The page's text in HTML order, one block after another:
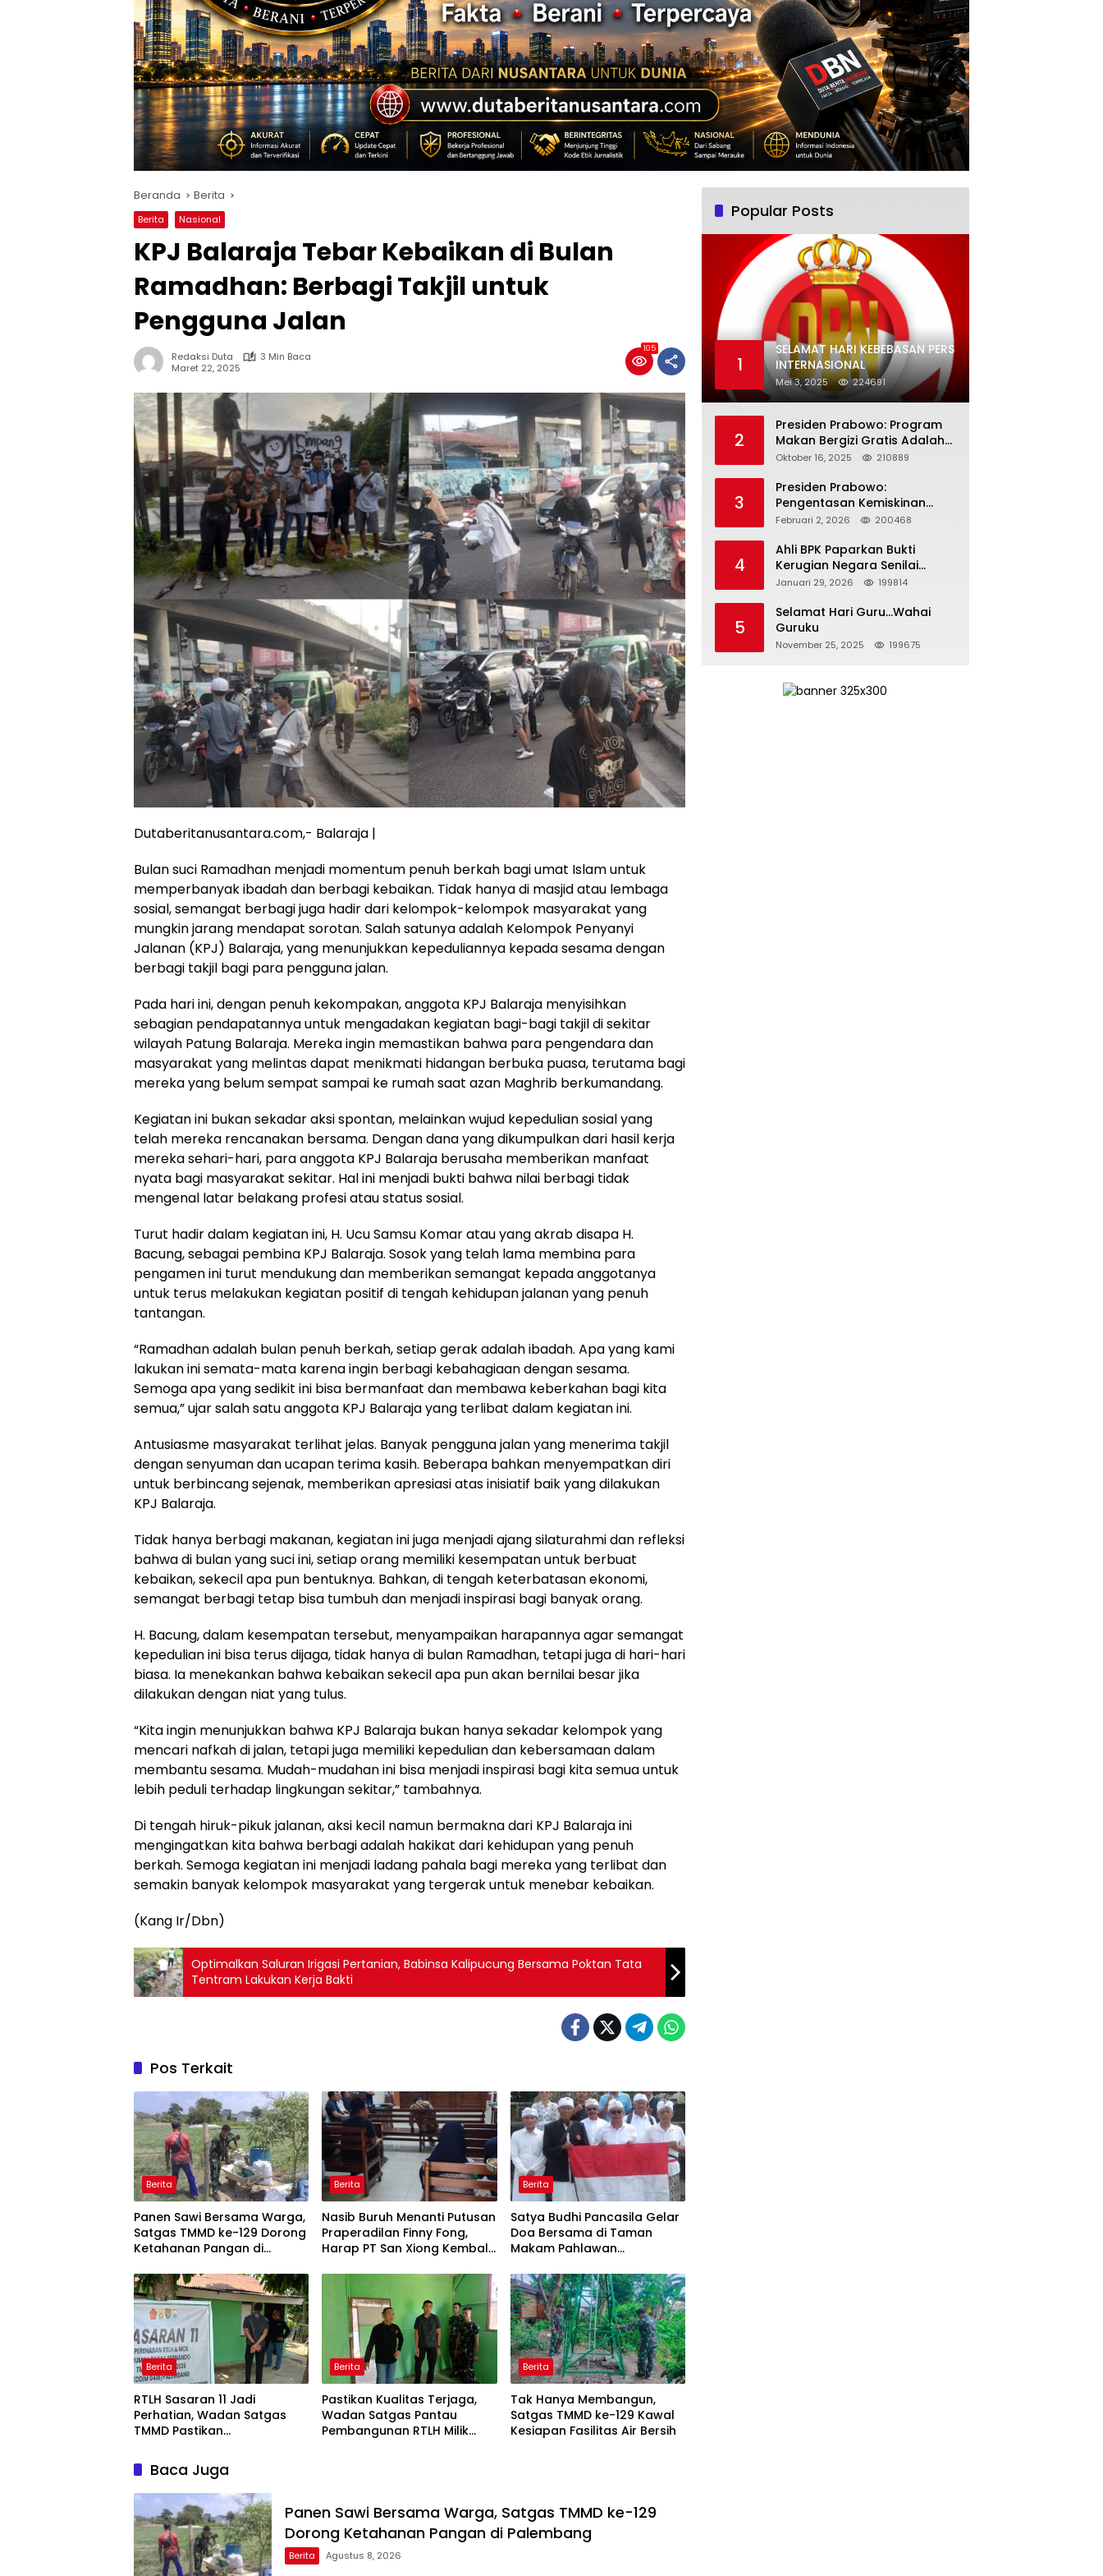
Beranda Berita
Berita Nasional
KPJ Balaraja Tebar Kebaikan di Bulan
Ramadhan: Berbagi Takjil untuk
Pengguna Jalan
Redaksi Duta
3 Min Baca
Maret 22, 2025
105
Dutaberitanusantara.com,- Balaraja |
Bulan suci Ramadhan menjadi momentum penuh berkah bagi umat Islam untuk
memperbanyak ibadah dan berbagi kebaikan. Tidak hanya di masjid atau lembaga
sosial, semangat berbagi juga hadir dari kelompok-kelompok masyarakat yang
mungkin jarang mendapat sorotan. Salah satunya adalah Kelompok Penyanyi
Jalanan (KPJ) Balaraja, yang menunjukkan kepeduliannya kepada sesama dengan
berbagi takjil bagi para pengguna jalan.
Pada hari ini, dengan penuh kekompakan, anggota KPJ Balaraja menyisihkan
sebagian pendapatannya untuk mengadakan kegiatan bagi-bagi takjil di sekitar
wilayah Patung Balaraja. Mereka ingin memastikan bahwa para pengendara dan
masyarakat yang melintas dapat menikmati hidangan berbuka puasa, terutama bagi
mereka yang belum sempat sampai ke rumah saat azan Maghrib berkumandang.
Kegiatan ini bukan sekadar aksi spontan, melainkan wujud kepedulian sosial yang
telah mereka rencanakan bersama. Dengan dana yang dikumpulkan dari hasil kerja
mereka sehari-hari, para anggota KPJ Balaraja berusaha memberikan manfaat
nyata bagi masyarakat sekitar. Hal ini menjadi bukti bahwa nilai berbagi tidak
mengenal latar belakang profesi atau status sosial.
Turut hadir dalam kegiatan ini, H. Ucu Samsu Komar atau yang akrab disapa H.
Bacung, sebagai pembina KPJ Balaraja. Sosok yang telah lama membina para
pengamen ini turut mendukung dan memberikan semangat kepada anggotanya
untuk terus melakukan kegiatan positif di tengah kehidupan jalanan yang penuh
tantangan.
“Ramadhan adalah bulan penuh berkah, setiap gerak adalah ibadah. Apa yang kami
lakukan ini semata-mata karena ingin berbagi kebahagiaan dengan sesama.
Semoga apa yang sedikit ini bisa bermanfaat dan membawa keberkahan bagi kita
semua,” ujar salah satu anggota KPJ Balaraja yang terlibat dalam kegiatan ini.
Antusiasme masyarakat terlihat jelas. Banyak pengguna jalan yang menerima takjil
dengan senyuman dan ucapan terima kasih. Beberapa bahkan menyempatkan diri
untuk berbincang sejenak, memberikan apresiasi atas inisiatif baik yang dilakukan
KPJ Balaraja.
Tidak hanya berbagi makanan, kegiatan ini juga menjadi ajang silaturahmi dan refleksi
bahwa di bulan yang suci ini, setiap orang memiliki kesempatan untuk berbuat
kebaikan, sekecil apa pun bentuknya. Bahkan, di tengah keterbatasan ekonomi,
semangat berbagi tetap bisa tumbuh dan menjadi inspirasi bagi banyak orang.
H. Bacung, dalam kesempatan tersebut, menyampaikan harapannya agar semangat
kepedulian ini bisa terus dijaga, tidak hanya di bulan Ramadhan, tetapi juga di hari-hari
biasa. Ia menekankan bahwa kebaikan sekecil apa pun akan bernilai besar jika
dilakukan dengan niat yang tulus.
“Kita ingin menunjukkan bahwa KPJ Balaraja bukan hanya sekadar kelompok yang
mencari nafkah di jalan, tetapi juga memiliki kepedulian dan kebersamaan dalam
membantu sesama. Mudah-mudahan ini bisa menjadi inspirasi bagi kita semua untuk
lebih peduli terhadap lingkungan sekitar,” tambahnya.
Di tengah hiruk-pikuk jalanan, aksi kecil namun bermakna dari KPJ Balaraja ini
mengingatkan kita bahwa berbagi adalah hakikat dari kehidupan yang penuh
berkah. Semoga kegiatan ini menjadi ladang pahala bagi mereka yang terlibat dan
semakin banyak kelompok masyarakat yang tergerak untuk menebar kebaikan.
(Kang Ir/Dbn)
Optimalkan Saluran Irigasi Pertanian, Babinsa Kalipucung Bersama Poktan Tata
Tentram Lakukan Kerja Bakti
Pos Terkait
Berita
Panen Sawi Bersama Warga,
Satgas TMMD ke-129 Dorong
Ketahanan Pangan di
Berita
Nasib Buruh Menanti Putusan
Praperadilan Finny Fong,
Harap PT San Xiong Kembali
Berita
Satya Budhi Pancasila Gelar
Doa Bersama di Taman
Makam Pahlawan
Berita
RTLH Sasaran 11 Jadi
Perhatian, Wadan Satgas
TMMD Pastikan
Sesuai Target
Berita
Pastikan Kualitas Terjaga,
Wadan Satgas Pantau
Pembangunan RTLH Milik
Berita
Tak Hanya Membangun,
Satgas TMMD ke-129 Kawal
Kesiapan Fasilitas Air Bersih
Baca Juga
Panen Sawi Bersama Warga, Satgas TMMD ke-129
Dorong Ketahanan Pangan di Palembang
Berita Agustus 8, 2026
Popular Posts
1
SELAMAT HARI KEBEBASAN PERS
INTERNASIONAL
Mei 3, 2025 224691
2
Presiden Prabowo: Program
Makan Bergizi Gratis Adalah
Investasi untuk Masa Depan
Oktober 16, 2025 210889
3
Presiden Prabowo:
Pengentasan Kemiskinan
Butuh Persatuan dan
Bertanggung Jawab
Februari 2, 2026 200468
4
Ahli BPK Paparkan Bukti
Kerugian Negara Senilai
Rp285 Triliun dalam
Pertamina
Januari 29, 2026 199814
5
Selamat Hari Guru…Wahai
Guruku
November 25, 2025 199675